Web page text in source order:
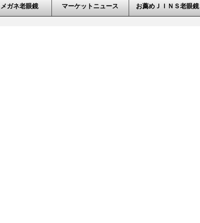
メガネ老眼鏡 マーケットニュース お薦めＪＩＮＳ老眼鏡